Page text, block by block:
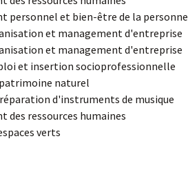
personnel et bien-être de la personne
et management d'entreprise
et management d'entreprise
et insertion socioprofessionnelle
naturel
d'instruments de musique
des ressources humaines
verts